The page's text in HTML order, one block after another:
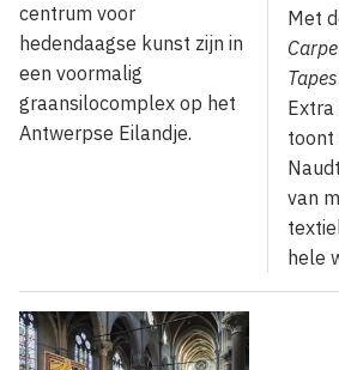
centrum voor
hedendaagse kunst zijn in
een voor­malig
graansilocomplex op het
Antwerpse Eilandje.
Met
Extra
toont
van
hele